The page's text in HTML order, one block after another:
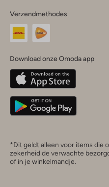
je
land
Nederland
Belgique(Français)
Deutschland
Verzendmethodes
Download onze Omoda app
*Dit geldt alleen voor items die
zekerheid de verwachte
of in je winkelmandje.